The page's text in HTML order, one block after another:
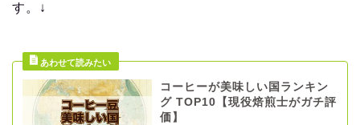
す。↓
コーヒーが美味しい国ランキン
グ TOP10【現役焙煎士がガチ評
価】